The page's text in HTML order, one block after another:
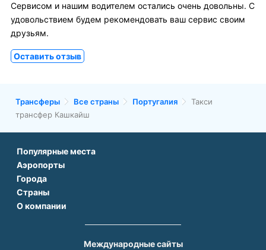
Сервисом и нашим водителем остались очень довольны. С
удовольствием будем рекомендовать ваш сервис своим
друзьям.
Оставить отзыв
Трансферы Все страны Португалия
Такси
трансфер Кашкайш
Популярные места
Аэропорт Подгорицы
Аэропорт Белграда
Аэропорт Дубая
Аэропорты
Аэропорт Антальи
Аэропорт Тбилиси
Аэропорт Барселоны
Города
Трансфер в Париже
Трансфер в Дубае
Трансфер в Риме
Трансфер в Белеке
Страны
Трансфер во Франции
Трансфер в Турции
Трансфер в Грузии
О компании
Международные сайты